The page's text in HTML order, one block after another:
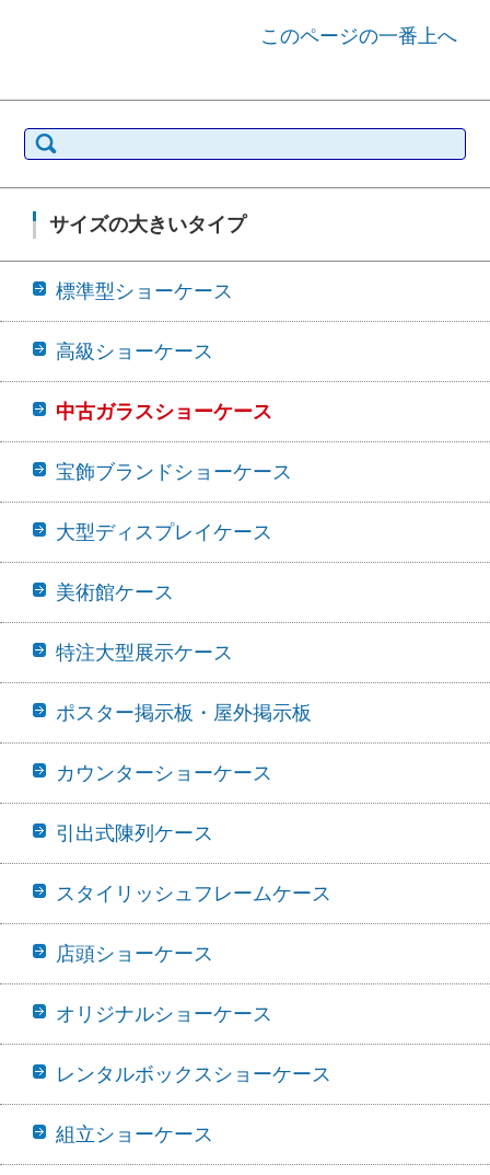
このページの一番上へ
検索:
サイズの大きいタイプ
標準型ショーケース
高級ショーケース
中古ガラスショーケース
宝飾ブランドショーケース
大型ディスプレイケース
美術館ケース
特注大型展示ケース
ポスター掲示板・屋外掲示板
カウンターショーケース
引出式陳列ケース
スタイリッシュフレームケース
店頭ショーケース
オリジナルショーケース
レンタルボックスショーケース
組立ショーケース